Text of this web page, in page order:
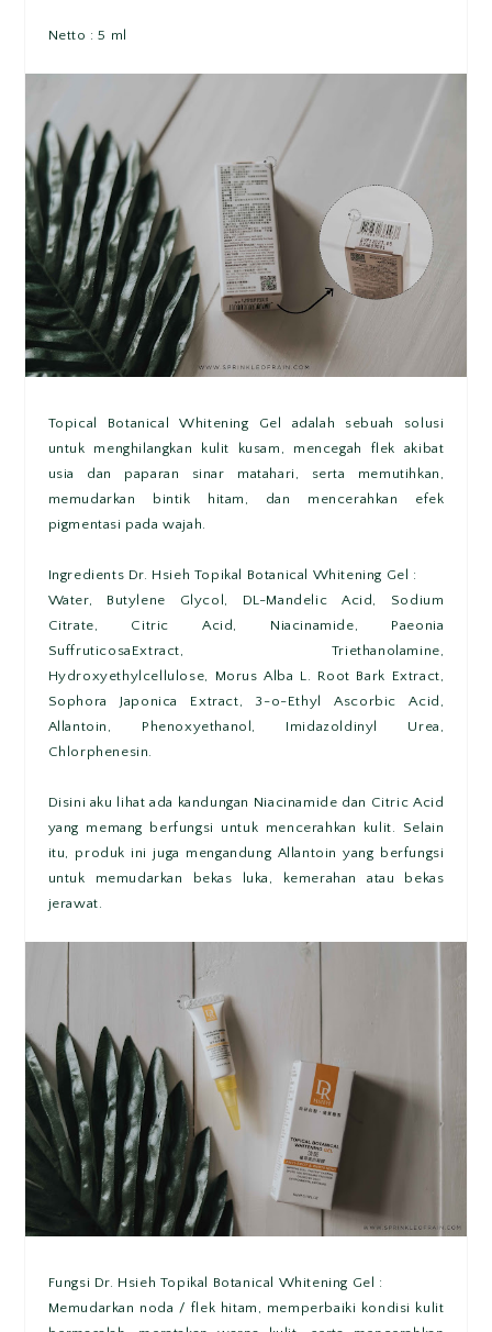
Netto : 5 ml
Topical Botanical Whitening Gel adalah sebuah solusi
untuk menghilangkan kulit kusam, mencegah flek akibat
usia dan paparan sinar matahari, serta memutihkan,
memudarkan bintik hitam, dan mencerahkan efek
pigmentasi pada wajah.
Ingredients Dr. Hsieh Topikal Botanical Whitening Gel :
Water, Butylene Glycol, DL-Mandelic Acid, Sodium
Citrate, Citric Acid, Niacinamide, Paeonia
SuffruticosaExtract, Triethanolamine,
Hydroxyethylcellulose, Morus Alba L. Root Bark Extract,
Sophora Japonica Extract, 3-o-Ethyl Ascorbic Acid,
Allantoin, Phenoxyethanol, Imidazoldinyl Urea,
Chlorphenesin.
Disini aku lihat ada kandungan Niacinamide dan Citric Acid
yang memang berfungsi untuk mencerahkan kulit. Selain
itu, produk ini juga mengandung Allantoin yang berfungsi
untuk memudarkan bekas luka, kemerahan atau bekas
jerawat.
Fungsi Dr. Hsieh Topikal Botanical Whitening Gel :
Memudarkan noda / flek hitam, memperbaiki kondisi kulit